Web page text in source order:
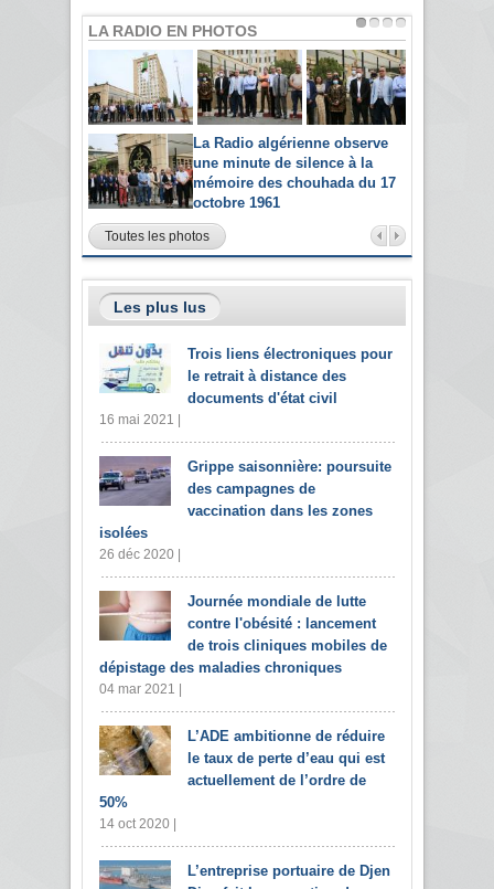
LA RADIO EN PHOTOS
La Radio algérienne observe
une minute de silence à la
mémoire des chouhada du 17
octobre 1961
Toutes les photos
Les plus lus
Trois liens électroniques pour
le retrait à distance des
documents d'état civil
16 mai 2021 |
Grippe saisonnière: poursuite
des campagnes de
vaccination dans les zones
isolées
26 déc 2020 |
Journée mondiale de lutte
contre l'obésité : lancement
de trois cliniques mobiles de
dépistage des maladies chroniques
04 mar 2021 |
L’ADE ambitionne de réduire
le taux de perte d’eau qui est
actuellement de l’ordre de
50%
14 oct 2020 |
L’entreprise portuaire de Djen